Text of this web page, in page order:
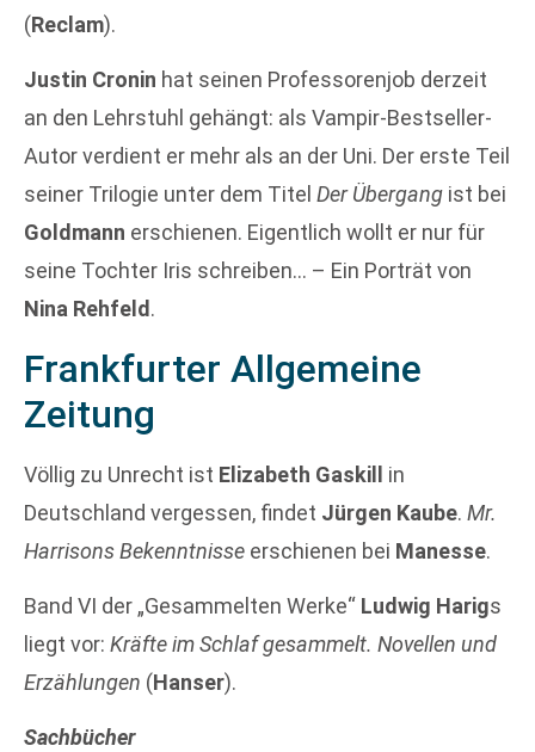
(Reclam).
Justin Cronin hat seinen Professorenjob derzeit
an den Lehrstuhl gehängt: als Vampir-Bestseller-
Autor verdient er mehr als an der Uni. Der erste Teil
seiner Trilogie unter dem Titel Der Übergang ist bei
Goldmann erschienen. Eigentlich wollt er nur für
seine Tochter Iris schreiben… – Ein Porträt von
Nina Rehfeld .
Frankfurter Allgemeine
Zeitung
Völlig zu Unrecht ist Elizabeth Gaskill in
Deutschland vergessen, findet Jürgen Kaube. Mr.
Harrisons Bekenntnisse erschienen bei Manesse.
Band VI der „Gesammelten Werke“ Ludwig Harigs
liegt vor: Kräfte im Schlaf gesammelt. Novellen und
Erzählungen (Hanser).
Sachbücher